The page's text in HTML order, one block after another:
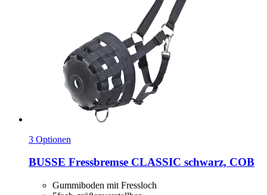
3 Optionen
BUSSE Fressbremse CLASSIC schwarz, COB
Gummiboden mit Fressloch